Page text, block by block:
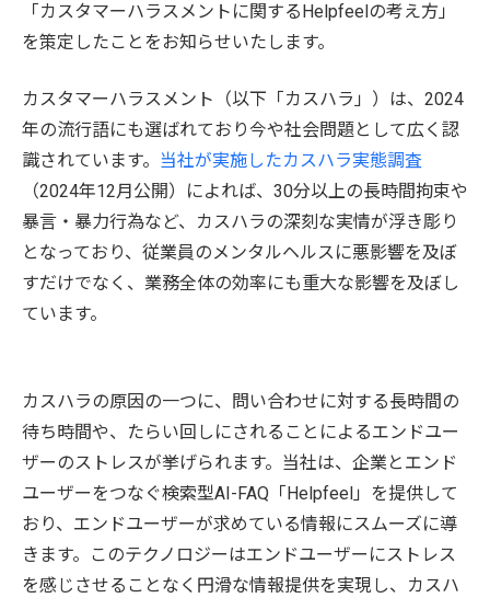
「カスタマーハラスメントに関するHelpfeelの考え方」
を策定したことをお知らせいたします。
カスタマーハラスメント（以下「カスハラ」）は、2024
年の流行語にも選ばれており今や社会問題として広く認
識されています。 当社が実施したカスハラ実態調査
（2024年12月公開）によれば、30分以上の長時間拘束や
暴言・暴力行為など、カスハラの深刻な実情が浮き彫り
となっており、従業員のメンタルヘルスに悪影響を及ぼ
すだけでなく、業務全体の効率にも重大な影響を及ぼし
ています。
カスハラの原因の一つに、問い合わせに対する長時間の
待ち時間や、たらい回しにされることによるエンドユー
ザーのストレスが挙げられます。当社は、企業とエンド
ユーザーをつなぐ検索型AI-FAQ「Helpfeel」を提供して
おり、エンドユーザーが求めている情報にスムーズに導
きます。このテクノロジーはエンドユーザーにストレス
を感じさせることなく円滑な情報提供を実現し、カスハ